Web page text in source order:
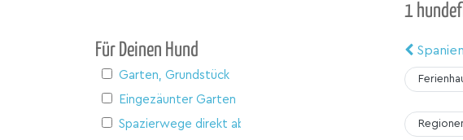
Für Deinen Hund
Garten, Grundstück
Eingezäunter Garten
Spazierwege direkt ab Haus
1
Spanien